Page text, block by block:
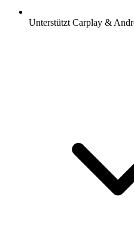
Unterstützt Carplay &